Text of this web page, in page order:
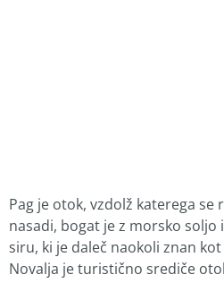
Pag je otok, vzdolž katerega
nasadi, bogat je z morsko
siru, ki je daleč naokoli znan
Novalja je turistično srediče